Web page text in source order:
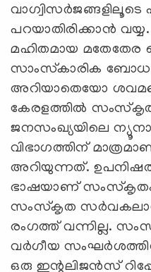
പറയാതിരിക്കാന്‍
മഹിതമായ
സാംസ്‌കാരിക
അറിയാതെയോ
കേരളത്തില്‍
ജനസംഖ്യയിലെ
വിഭാഗത്തിന്
അറിയുന്നത്.
ഭാഷയാണ് സംസ്‌കൃതം
സംസ്‌കൃത
രംഗത്ത് വന്നില്ല.
വര്‍ഗീയ
ഒരു ഇന്റലിജന്‍സ്